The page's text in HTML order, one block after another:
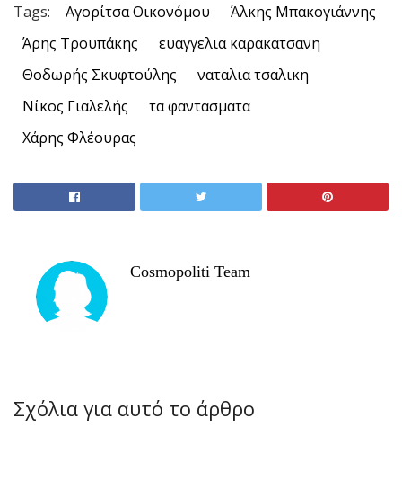
Tags: Αγορίτσα Οικονόμου
Άλκης Μπακογιάννης
Άρης Τρουπάκης
ευαγγελια καρακατσανη
Θοδωρής Σκυφτούλης
ναταλια τσαλικη
Νίκος Γιαλελής
τα φαντασματα
Χάρης Φλέουρας
Cosmopoliti Team
Σχόλια για αυτό το άρθρο